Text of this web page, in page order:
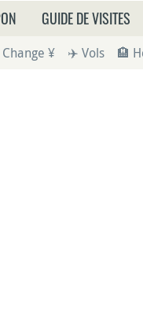
GUIDE DE VISITES
¥ ✈️ Vols 🏨